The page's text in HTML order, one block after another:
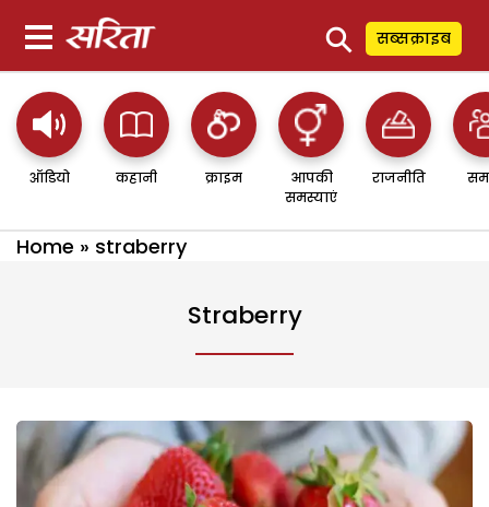
⚲ सब्सक्राइब
ऑडियो कहानी क्राइम
आपकी
समस्याएं
राजनीति
Home » straberry
Straberry